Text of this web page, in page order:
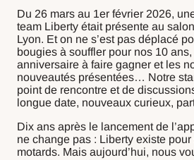
Du 26 mars au 1er février 2026,
team Liberty était présente au
Lyon. Et on ne s’est pas déplacé
bougies à souffler pour nos 10
anniversaire à faire gagner et les
nouveautés présentées… Notre
point de rencontre et de
longue date, nouveaux curieux,
Dix ans après le lancement de
ne change pas : Liberty existe
motards. Mais aujourd’hui, nous